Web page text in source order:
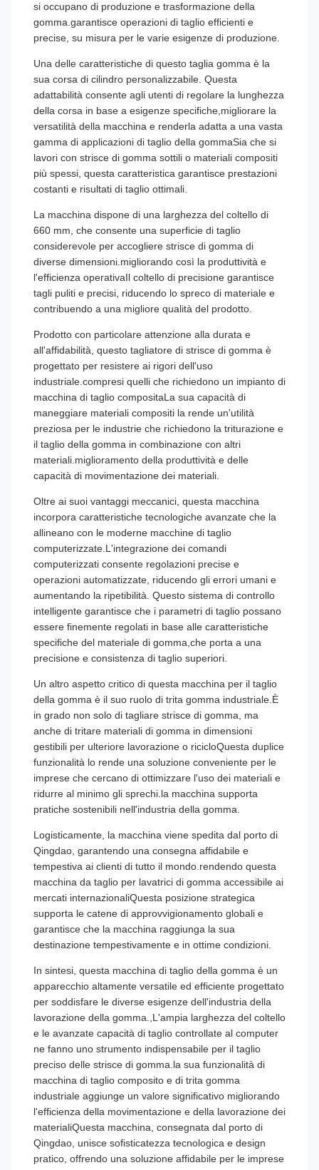
si occupano di produzione e trasformazione della
gomma.garantisce operazioni di taglio efficienti e
precise, su misura per le varie esigenze di produzione.
Una delle caratteristiche di questo taglia gomma è la
sua corsa di cilindro personalizzabile. Questa
adattabilità consente agli utenti di regolare la lunghezza
della corsa in base a esigenze specifiche,migliorare la
versatilità della macchina e renderla adatta a una vasta
gamma di applicazioni di taglio della gommaSia che si
lavori con strisce di gomma sottili o materiali compositi
più spessi, questa caratteristica garantisce prestazioni
costanti e risultati di taglio ottimali.
La macchina dispone di una larghezza del coltello di
660 mm, che consente una superficie di taglio
considerevole per accogliere strisce di gomma di
diverse dimensioni.migliorando così la produttività e
l'efficienza operativaIl coltello di precisione garantisce
tagli puliti e precisi, riducendo lo spreco di materiale e
contribuendo a una migliore qualità del prodotto.
Prodotto con particolare attenzione alla durata e
all'affidabilità, questo tagliatore di strisce di gomma è
progettato per resistere ai rigori dell'uso
industriale.compresi quelli che richiedono un impianto di
macchina di taglio compositaLa sua capacità di
maneggiare materiali compositi la rende un'utilità
preziosa per le industrie che richiedono la triturazione e
il taglio della gomma in combinazione con altri
materiali.miglioramento della produttività e delle
capacità di movimentazione dei materiali.
Oltre ai suoi vantaggi meccanici, questa macchina
incorpora caratteristiche tecnologiche avanzate che la
allineano con le moderne macchine di taglio
computerizzate.L'integrazione dei comandi
computerizzati consente regolazioni precise e
operazioni automatizzate, riducendo gli errori umani e
aumentando la ripetibilità. Questo sistema di controllo
intelligente garantisce che i parametri di taglio possano
essere finemente regolati in base alle caratteristiche
specifiche del materiale di gomma,che porta a una
precisione e consistenza di taglio superiori.
Un altro aspetto critico di questa macchina per il taglio
della gomma è il suo ruolo di trita gomma industriale.È
in grado non solo di tagliare strisce di gomma, ma
anche di tritare materiali di gomma in dimensioni
gestibili per ulteriore lavorazione o ricicloQuesta duplice
funzionalità lo rende una soluzione conveniente per le
imprese che cercano di ottimizzare l'uso dei materiali e
ridurre al minimo gli sprechi.la macchina supporta
pratiche sostenibili nell'industria della gomma.
Logisticamente, la macchina viene spedita dal porto di
Qingdao, garantendo una consegna affidabile e
tempestiva ai clienti di tutto il mondo.rendendo questa
macchina da taglio per lavatrici di gomma accessibile ai
mercati internazionaliQuesta posizione strategica
supporta le catene di approvvigionamento globali e
garantisce che la macchina raggiunga la sua
destinazione tempestivamente e in ottime condizioni.
In sintesi, questa macchina di taglio della gomma è un
apparecchio altamente versatile ed efficiente progettato
per soddisfare le diverse esigenze dell'industria della
lavorazione della gomma.,L'ampia larghezza del coltello
e le avanzate capacità di taglio controllate al computer
ne fanno uno strumento indispensabile per il taglio
preciso delle strisce di gomma.la sua funzionalità di
macchina di taglio composito e di trita gomma
industriale aggiunge un valore significativo migliorando
l'efficienza della movimentazione e della lavorazione dei
materialiQuesta macchina, consegnata dal porto di
Qingdao, unisce sofisticatezza tecnologica e design
pratico, offrendo una soluzione affidabile per le imprese